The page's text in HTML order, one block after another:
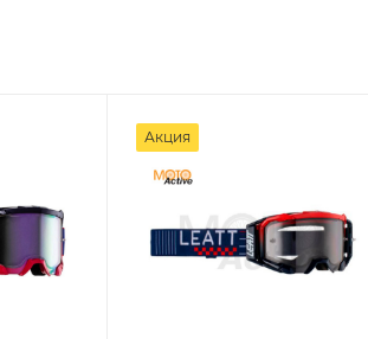
Акция